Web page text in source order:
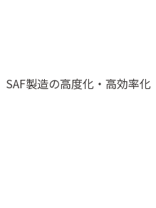
製造の高度化・高効率化